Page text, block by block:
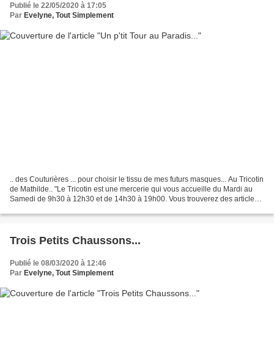
Publié le 22/05/2020 à 17:05
Par Evelyne, Tout Simplement
.. des Couturières ... pour choisir le tissu de mes futurs masques... Au Tricotin
de Mathilde.. "Le Tricotin est une mercerie qui vous accueille du Mardi au
Samedi de 9h30 à 12h30 et de 14h30 à 19h00. Vous trouverez des articles
Trois Petits Chaussons...
Publié le 08/03/2020 à 12:46
Par Evelyne, Tout Simplement